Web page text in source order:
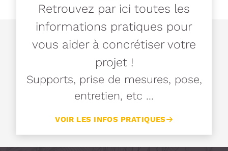
Retrouvez par ici toutes les
informations pratiques pour
vous aider à concrétiser votre
projet !
Supports, prise de mesures, pose,
entretien, etc ...
VOIR LES INFOS PRATIQUES